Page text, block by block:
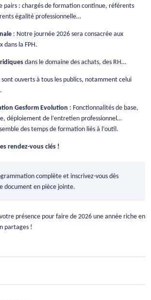
pairs : chargés de formation continue, référents
égalité professionnelle…
: Notre journée 2026 sera consacrée aux
dans la FPH.
dans le domaine des achats, des RH…
ouverts à tous les publics, notamment celui
Gesform Evolution : Fonctionnalités de base,
déploiement de l’entretien professionnel…
des temps de formation liés à l’outil.
rendez-vous clés !
complète et inscrivez-vous dès
document en pièce jointe.
présence pour faire de 2026 une année riche en
partages !